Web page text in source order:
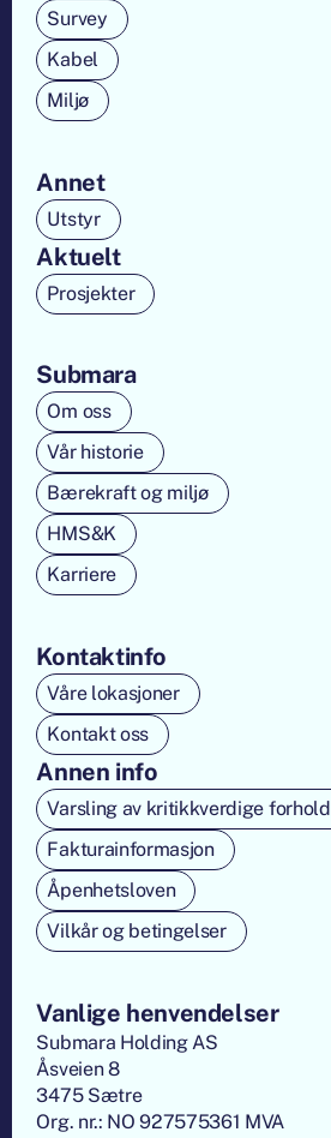
Survey
Kabel
Miljø
Annet
Utstyr
Aktuelt
Prosjekter
Submara
Om oss
Vår historie
Bærekraft og miljø
HMS&K
Karriere
Kontaktinfo
Våre lokasjoner
Kontakt oss
Annen info
Varsling av kritikkverdige forhold
Fakturainformasjon
Åpenhetsloven
Vilkår og betingelser
Vanlige henvendelser
Submara Holding AS
Åsveien 8
3475 Sætre
Org. nr.: NO 927575361 MVA